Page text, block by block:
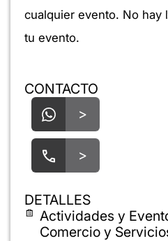
cualquier evento. No hay
tu evento.
CONTACTO
>
>
DETALLES
Actividades y
Comercio y